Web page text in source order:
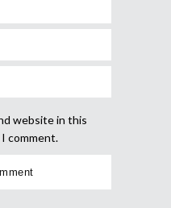
website in this
comment.